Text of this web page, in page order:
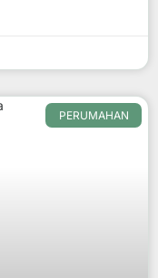
PERUMAHAN